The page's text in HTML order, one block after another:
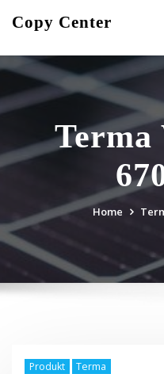
Copy Center
Terma
Home
Produkt Terma